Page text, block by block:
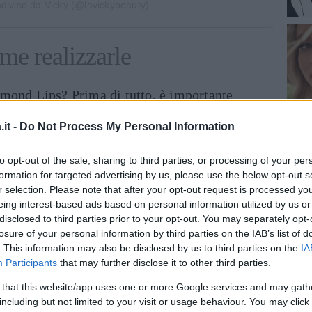
- Do Not Process My Personal Information
opt-out of the sale, sharing to third parties, or processing of your
for targeted advertising by us, please use the below opt-out
selection. Please note that after your opt-out request is processed
interest-based ads based on personal information utilized by us
to third parties prior to your opt-out. You may separately
of your personal information by third parties on the IAB’s list of
This information may also be disclosed by us to third parties on the
Participants that may further disclose it to other third parties.
that this website/app uses one or more Google services and may
but not limited to your visit or usage behaviour. You may
realizzarle
Lips? Prima di tutto, è importante
delicato, per eliminare le cellule
liscia e uniforme e poi:
a leggere dopo la pubblicità
è necessario aggiungere un tocco di
si applica delicatamente al centro del
superiore con un pennello. La polvere
dorata o argentata, e conferisce alle
e luminoso. Può essere usato anche un